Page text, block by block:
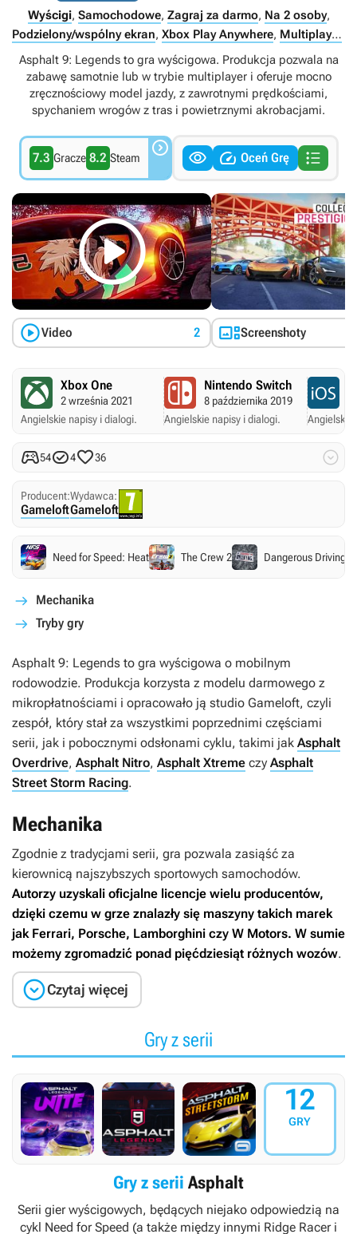
Wyścigi, Samochodowe, Zagraj za darmo, Na 2 osoby,
Podzielony/wspólny ekran, Xbox Play Anywhere, Multiplayer
Singleplayer
Internet
Asphalt 9: Legends to gra wyścigowa. Produkcja pozwala na
zabawę samotnie lub w trybie multiplayer i oferuje mocno
zręcznościowy model jazdy, z zawrotnymi prędkościami,
spychaniem wrogów z tras i powietrznymi akrobacjami.
7.3 Gracze 8.2 Steam    Oceń Grę 

Video 2 Screenshoty
Xbox One
2 września 2021
Angielskie napisy i dialogi.
Nintendo Switch
8 października 2019
Angielskie napisy i dialogi.
Angielskie
54436 
Producent:
Gameloft
Wydawca:
Gameloft
Need for Speed: Heat The Crew 2 Dangerous Driving
Mechanika
Tryby gry
Asphalt 9: Legends to gra wyścigowa o mobilnym
rodowodzie. Produkcja korzysta z modelu darmowego z
mikropłatnościami i opracowało ją studio Gameloft, czyli
zespół, który stał za wszystkimi poprzednimi częściami
serii, jak i pobocznymi odsłonami cyklu, takimi jak Asphalt
Overdrive, Asphalt Nitro, Asphalt Xtreme czy Asphalt
Street Storm Racing.
Mechanika
Zgodnie z tradycjami serii, gra pozwala zasiąść za
kierownicą najszybszych sportowych samochodów.
Autorzy uzyskali oficjalne licencje wielu producentów,
dzięki czemu w grze znalazły się maszyny takich marek
jak Ferrari, Porsche, Lamborghini czy W Motors. W sumie
możemy zgromadzić ponad pięćdziesiąt różnych wozów.
Czytaj więcej
Gry z serii
12
GRY
Gry z serii Asphalt
Serii gier wyścigowych, będących niejako odpowiedzią na
cykl Need for Speed (a także między innymi Ridge Raceri